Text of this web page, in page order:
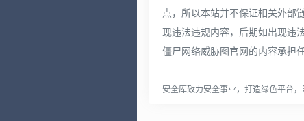
点，所以本站并不保证相关外部
现违法违规内容，后期如出现违
僵尸网络威胁图官网的内容承担
安全库致力安全事业，打造绿色平台